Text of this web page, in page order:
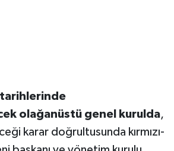
tarihlerinde
olağanüstü genel kurulda,
karar doğrultusunda kırmızı-